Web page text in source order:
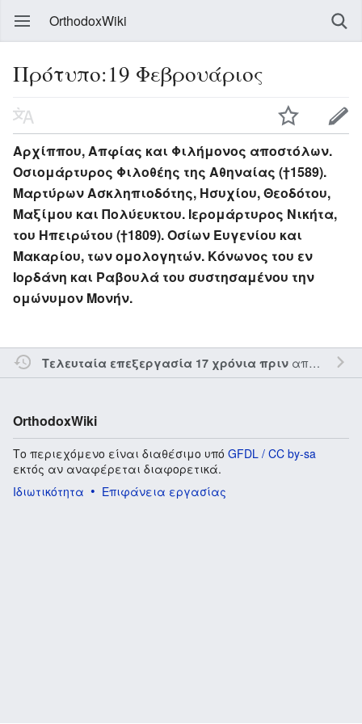
OrthodoxWiki
Πρότυπο:19 Φεβρουάριος
Αρχίππου, Απφίας και Φιλήμονος αποστόλων.
Οσιομάρτυρος Φιλοθέης της Αθηναίας (†1589).
Μαρτύρων Ασκληπιοδότης, Ησυχίου, Θεοδότου,
Μαξίμου και Πολύευκτου. Ιερομάρτυρος Νικήτα,
του Ηπειρώτου (†1809). Οσίων Ευγενίου και
Μακαρίου, των ομολογητών. Κόνωνος του εν
Ιορδάνη και Ραβουλά του συστησαμένου την
ομώνυμον Μονήν.
Τελευταία επεξεργασία 17 χρόνια πριναπό τον την
OrthodoxWiki
Το περιεχόμενο είναι διαθέσιμο υπό GFDL / CC by-sa
εκτός αν αναφέρεται διαφορετικά.
Ιδιωτικότητα
Επιφάνεια εργασίας